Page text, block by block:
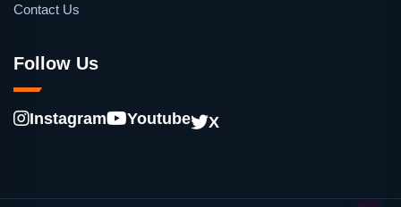
Contact Us
Follow Us
Instagram Youtube X